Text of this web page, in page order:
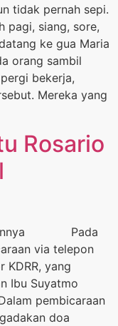
tidak pernah sepi.
pagi, siang, sore,
ke gua Maria
orang sambil
bekerja,
Mereka yang
Rosario
Pada
via telepon
KDRR, yang
Ibu Suyatmo
pembicaraan
doa